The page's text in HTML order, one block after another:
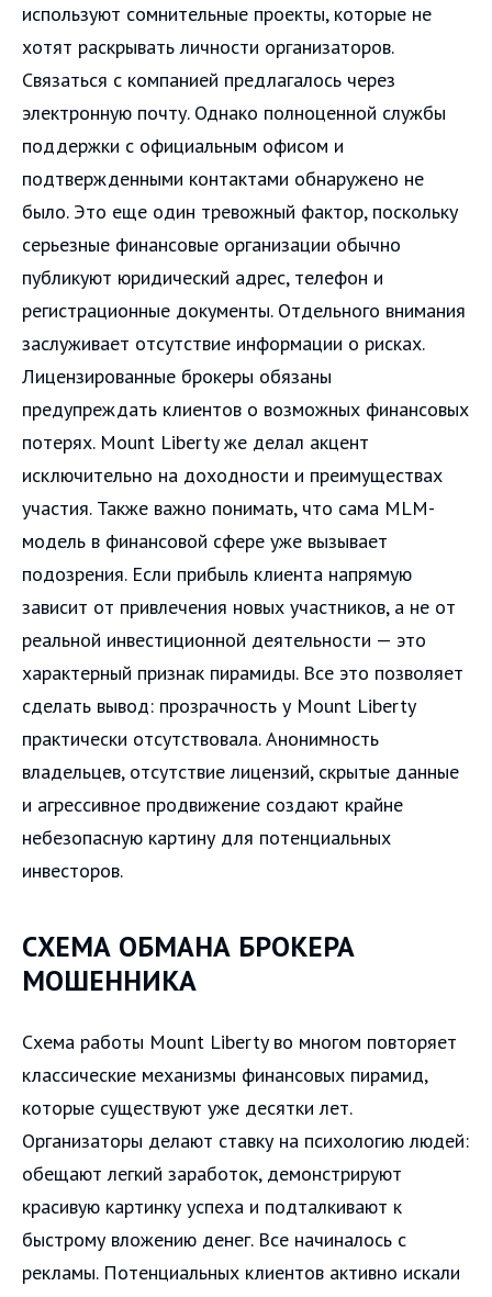
используют сомнительные проекты, которые не
хотят раскрывать личности организаторов.
Связаться с компанией предлагалось через
электронную почту. Однако полноценной службы
поддержки с официальным офисом и
подтвержденными контактами обнаружено не
было. Это еще один тревожный фактор, поскольку
серьезные финансовые организации обычно
публикуют юридический адрес, телефон и
регистрационные документы. Отдельного внимания
заслуживает отсутствие информации о рисках.
Лицензированные брокеры обязаны
предупреждать клиентов о возможных финансовых
потерях. Mount Liberty же делал акцент
исключительно на доходности и преимуществах
участия. Также важно понимать, что сама MLM-
модель в финансовой сфере уже вызывает
подозрения. Если прибыль клиента напрямую
зависит от привлечения новых участников, а не от
реальной инвестиционной деятельности — это
характерный признак пирамиды. Все это позволяет
сделать вывод: прозрачность у Mount Liberty
практически отсутствовала. Анонимность
владельцев, отсутствие лицензий, скрытые данные
и агрессивное продвижение создают крайне
небезопасную картину для потенциальных
инвесторов.
СХЕМА ОБМАНА БРОКЕРА
МОШЕННИКА
Схема работы Mount Liberty во многом повторяет
классические механизмы финансовых пирамид,
которые существуют уже десятки лет.
Организаторы делают ставку на психологию людей:
обещают легкий заработок, демонстрируют
красивую картинку успеха и подталкивают к
быстрому вложению денег. Все начиналось с
рекламы. Потенциальных клиентов активно искали